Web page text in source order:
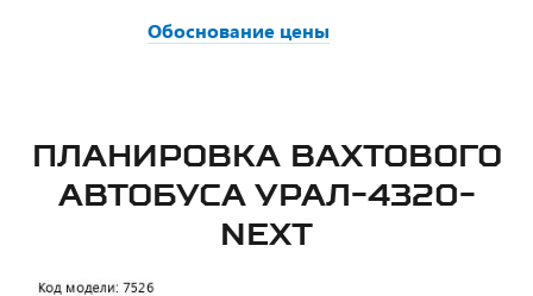
Обоснование цены
ПЛАНИРОВКА ВАХТОВОГО
АВТОБУСА УРАЛ-4320-
NEXT